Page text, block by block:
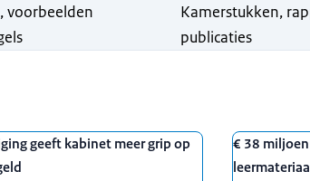
voorbeelden
Kamerstukken,
publicaties
geeft kabinet meer grip op
€ 38